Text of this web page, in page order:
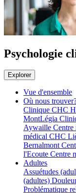
Psychologie
Explorer
Vue d'ensemble
Où nous
Clinique CHC
MontLégia
Aywaille
médical CHC
Bernalmont
l'Ecoute Centre
Adultes
Assuétudes
(adultes)
Problématique